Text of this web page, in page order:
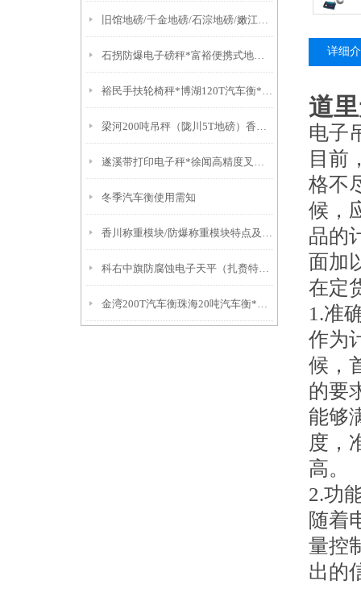
旧馆地磅/千金地磅/石淙地磅/嫩江地磅/地磅
石拐防爆电子磅秤*富裕便携式地磅*固阳不锈钢油桶秤*乌达无人值守地磅
裕民手扶轮椅秤*博湖120T汽车衡*和布克赛尔地磅
梁河200吨吊秤（陇川5T地磅）香格里拉60T汽车衡）马龙防爆吊称
遂溪带打印电子秤*徐闻高精度叉车秤*湛江连接电脑称*澄迈60吨吊秤
冬季汽车衡使用需知
香川称重模块/防爆称重模块特点及注意事项
科右中旗防腐蚀电子天平（扎赉特旗防腐蚀电子地磅）乌中旗隔爆桌秤故障维修
金湾200T汽车衡珠海20吨汽车衡*深圳50吨汽车衡*福田80吨汽车衡
详细
道
电子
目前
格不
候，
品的
面加
在定
1.准
作为
候，
的要
能够
度，
高。
2.功
随着
量控
出的